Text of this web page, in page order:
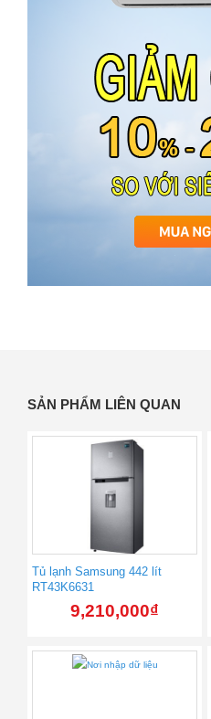
SẢN PHẨM LIÊN QUAN
Tủ lạnh Samsung 442 lít
RT43K6631
9,210,000₫